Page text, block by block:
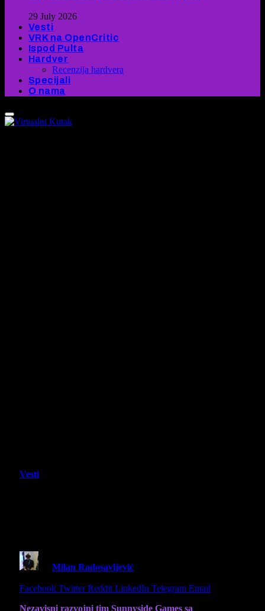
29 July 2026
Vesti
VRK na OpenCritic
Ispod Pulta
Hardver
Recenzija hardvera
Specijali
O nama
Vesti
Milan Radosavljević
Facebook Twitter Reddit LinkedIn Telegram Email
Nezavisni razvojni tim Sunnyside Games sa